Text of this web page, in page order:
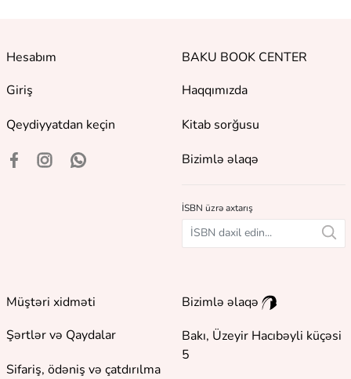
Hesabım
Giriş
Qeydiyyatdan keçin
BAKU BOOK CENTER
Haqqımızda
Kitab sorğusu
Bizimlə əlaqə
İSBN üzrə axtarış
Müştəri xidməti
Şərtlər və Qaydalar
Sifariş, ödəniş və çatdırılma
Bizimlə əlaqə
Bakı, Üzeyir Hacıbəyli küçəsi
5